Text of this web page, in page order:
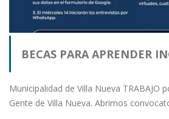
BECAS PARA APRENDER
Municipalidad de Villa Nueva TRABAJO
Gente de Villa Nueva. Abrimos